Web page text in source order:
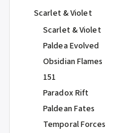
Scarlet & Violet
Scarlet & Violet
Paldea Evolved
Obsidian Flames
151
Paradox Rift
Paldean Fates
Temporal Forces